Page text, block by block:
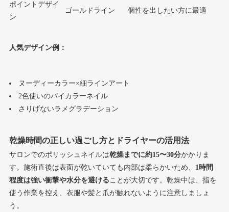
ポイントデザイ
ン
ゴールドライン 個性を出したい方に最適
人気デザイン例：
ヌーディーカラー×細ラインアート
2色使いのバイカラーネイル
さりげないラメグラデーション
乾燥時間の正しい過ごし方とドライヤーの活用法
サロンでのポリッシュネイルは乾燥までに約15〜30分かかりま
す。施術直後は表面が乾いていても内部は柔らかいため、 1時間
程度は強い衝撃や水分を避けることが大切です。乾燥中は、指を
使う作業を控え、衣服や髪と爪が触れないように注意しましょ
う。